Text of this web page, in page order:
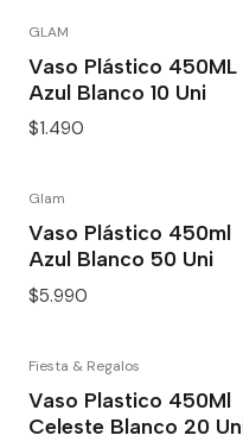
GLAM
Vaso Plástico 450ML
Azul Blanco 10 Uni
$1.490
Glam
Vaso Plástico 450ml
Azul Blanco 50 Uni
$5.990
Fiesta & Regalos
Vaso Plastico 450Ml
Celeste Blanco 20